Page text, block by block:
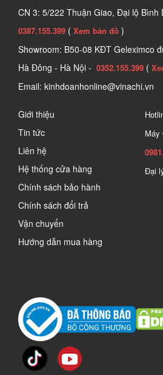
CN 3: 5/222 Thuận Giao, Đại lộ Bình
0387.155.399 ( Xem bản đồ )
Showroom: B50-08 KĐT Geleximco
Hà Đông - Hà Nội - 0352.155.399 (
Email: kinhdoanhonline@vinachi.vn
Giới thiệu
Tin tức
Liên hệ
Hệ thống cửa hàng
Chính sách bảo hành
Chính sách đổi trả
Vận chuyển
Hướng dẫn mua hàng
Máy
Đại